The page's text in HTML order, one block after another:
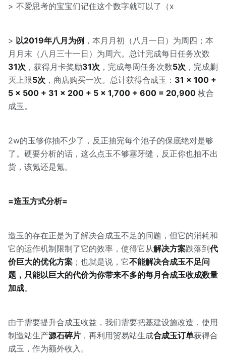
> 不爱思考的宝宝们记住这个数字就可以了（x
> 以2019年八月为例 ，本月月初（八月一日）为周四；本
月月末（八月三十一日）为周六。总计完成每日任务次数
31次 ，获得月卡奖励31次 ，完成每周任务次数5次 ，完成剿
灭上限5次 ，商店购买一次。总计获得合成玉： 31 × 100 +
5 × 500 + 31 × 200 + 5 × 1,700 + 600 = 20,900 枚合
成玉。
2w的玉够你抽不少了，反正抽完每个池子的保底绝对是够
了。硬要分析的话，这么点玉不够塞牙缝，反正你也抽不出
货，该氪还是氪。
=造玉方式分析=
造玉的存在正是为了解决合成玉不足的问题，但它的消耗和
它的运作机制限制了它的效率，使得它从解决方案跌落到代
价巨大的优化方案 ；也就是说，它不能解决合成玉不足问
题，只能以巨大的代价为你带来不多的每月合成玉收成数量
加成。
由于需要提升合成玉收益，我们需要把基建设施改造，使用
制造站生产源石碎片 ，再利用贸易站生成合成玉订单获得合
成玉，作为额外收入。